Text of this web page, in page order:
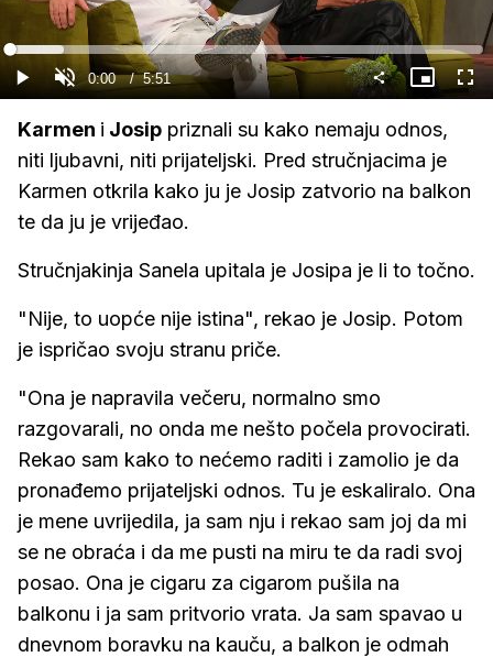
Gledaj
GledajUpali
zvuk
Current
Time
0:00 / Duration
5:51
Loaded:
11.35%
Slika
u
Karmen i Josip priznali su kako nemaju odnos,
niti ljubavni, niti prijateljski. Pred stručnjacima je
Karmen otkrila kako ju je Josip zatvorio na balkon
te da ju je vrijeđao.
Stručnjakinja Sanela upitala je Josipa je li to točno.
"Nije, to uopće nije istina", rekao je Josip. Potom
je ispričao svoju stranu priče.
"Ona je napravila večeru, normalno smo
razgovarali, no onda me nešto počela provocirati.
Rekao sam kako to nećemo raditi i zamolio je da
pronađemo prijateljski odnos. Tu je eskaliralo. Ona
je mene uvrijedila, ja sam nju i rekao sam joj da mi
se ne obraća i da me pusti na miru te da radi svoj
posao. Ona je cigaru za cigarom pušila na
balkonu i ja sam pritvorio vrata. Ja sam spavao u
dnevnom boravku na kauču, a balkon je odmah